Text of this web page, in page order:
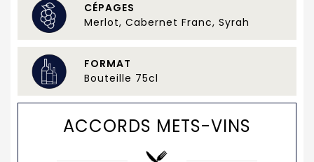
CÉPAGES
Merlot, Cabernet Franc, Syrah
FORMAT
Bouteille 75cl
ACCORDS METS-VINS